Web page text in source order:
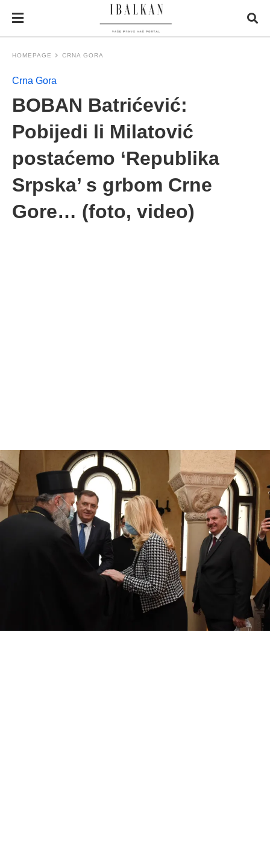
HOMEPAGE CRNA GORA
Crna Gora
BOBAN Batrićević:
Pobijedi li Milatović
postaćemo ‘Republika
Srpska’ s grbom Crne
Gore… (foto, video)